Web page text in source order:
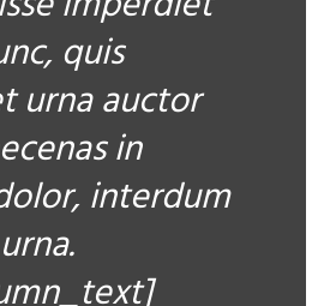
quis
urna auctor
in
interdum